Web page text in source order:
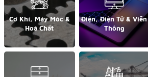
Cơ Khí, Máy Móc &
Hoá Chất
Điện, Điện Tử & Viễn
Thông